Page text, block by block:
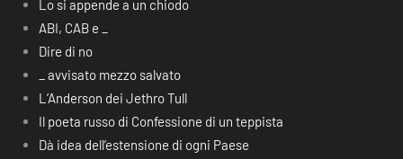
Lo si appende a un chiodo
ABI, CAB e _
Dire di no
_ avvisato mezzo salvato
L’Anderson dei Jethro Tull
Il poeta russo di Confessione di un teppista
Dà idea dell’estensione di ogni Paese